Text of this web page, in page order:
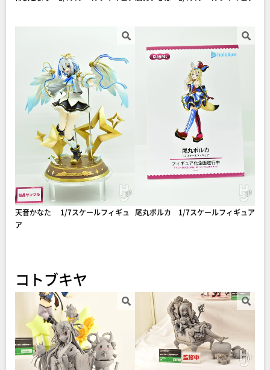
天音かなた 1/7スケールフィギュ
ア
尾丸ポルカ 1/7スケールフィギュア
コトブキヤ